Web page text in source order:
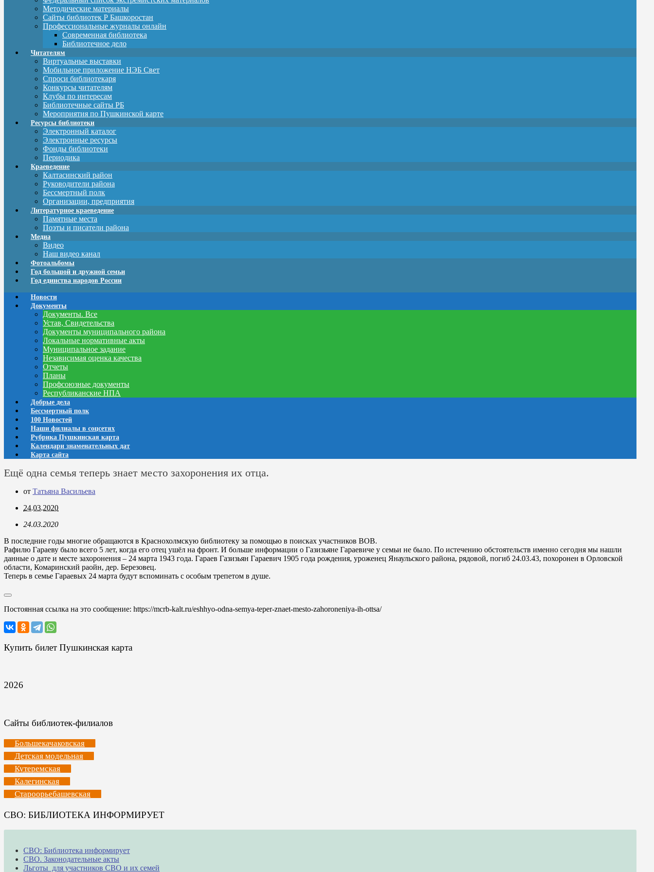
Методические материалы
Сайты библиотек Р Башкоростан
Профессиональные журналы онлайн
Современная библиотека
Библиотечное дело
Читателям
Виртуальные выставки
Мобильное приложение НЭБ Свет
Спроси библиотекаря
Конкурсы читателям
Клубы по интересам
Библиотечные сайты РБ
Мероприятия по Пушкинской карте
Ресурсы библиотеки
Электронный каталог
Электронные ресурсы
Фонды библиотеки
Периодика
Краеведение
Калтасинский район
Руководители района
Бессмертный полк
Организации, предприятия
Литературное краеведение
Памятные места
Поэты и писатели района
Медиа
Видео
Наш видео канал
Фотоальбомы
Год большой и дружной семьи
Год единства народов России
Новости
Документы
Документы. Все
Устав, Свидетельства
Документы муниципального района
Локальные нормативные акты
Муниципальное задание
Независимая оценка качества
Отчеты
Планы
Профсоюзные документы
Республиканские НПА
Добрые дела
Бессмертный полк
100 Новостей
Наши филиалы в соцсетях
Рубрика Пушкинская карта
Календари знаменательных дат
Карта сайта
Ещё одна семья теперь знает место захоронения их отца.
от Татьяна Васильева
24.03.2020
24.03.2020
В последние годы многие обращаются в Краснохолмскую библиотеку за помощью в поисках участников ВОВ.
Рафилю Гараеву было всего 5 лет, когда его отец ушёл на фронт. И больше информации о Газизьяне Гараевиче у семьи не было. По истечению обстоятельств именно сегодня мы нашли
данные о дате и месте захоронения – 24 марта 1943 года. Гараев Газизьян Гараевич 1905 года рождения, уроженец Янаульского района, рядовой, погиб 24.03.43, похоронен в Орловской
области, Комаринский раойн, дер. Березовец.
Теперь в семье Гараевых 24 марта будут вспоминать с особым трепетом в душе.
Постоянная ссылка на это сообщение: https://mcrb-kalt.ru/eshhyo-odna-semya-teper-znaet-mesto-zahoroneniya-ih-ottsa/
Купить билет Пушкинская карта
2026
Сайты библиотек-филиалов
Большекачаковская
Детская модельная
Кутеремская
Калегинская
Староорьебашевская
СВО: БИБЛИОТЕКА ИНФОРМИРУЕТ
СВО: Библиотека информирует
СВО. Законодательные акты
Льготы для участников СВО и их семей